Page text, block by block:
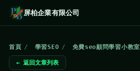
屏柏企業有限公司
首頁 / 學習SEO / 免費seo顧問學習小教室
← 返回文章列表